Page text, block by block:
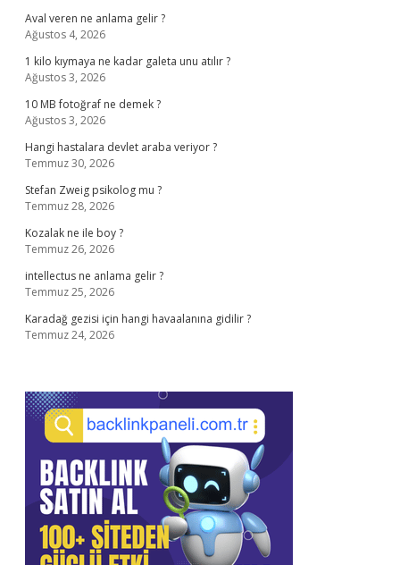
Aval veren ne anlama gelir ?
Ağustos 4, 2026
1 kilo kıymaya ne kadar galeta unu atılır ?
Ağustos 3, 2026
10 MB fotoğraf ne demek ?
Ağustos 3, 2026
Hangi hastalara devlet araba veriyor ?
Temmuz 30, 2026
Stefan Zweig psikolog mu ?
Temmuz 28, 2026
Kozalak ne ile boy ?
Temmuz 26, 2026
intellectus ne anlama gelir ?
Temmuz 25, 2026
Karadağ gezisi için hangi havaalanına gidilir ?
Temmuz 24, 2026